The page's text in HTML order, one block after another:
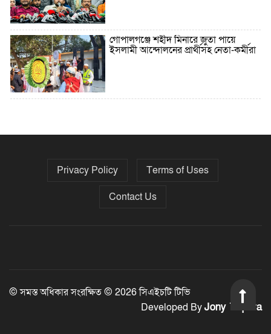
গোপালগঞ্জে শহীদ মিনারে জুতা পায়ে
ইসলামী আন্দোলনের প্রার্থীসহ নেতা-কর্মীরা
নির্বাচনের তফসিল ৮-১৫ ডিসেম্বরের মধ্যে
Privacy Policy
Terms of Uses
Contact Us
© সমস্ত অধিকার সংরক্ষিত © 2026 সিএইচটি টিভি
Developed ByJony Tripura